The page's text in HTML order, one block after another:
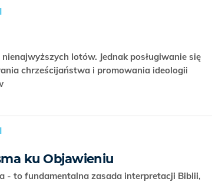
lotów. Jednak posługiwanie się
chrześcijaństwa i promowania ideologii
ku Objawieniu
- to fundamentalna zasada interpretacji Biblii,